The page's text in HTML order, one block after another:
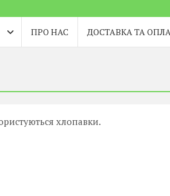
ПРО НАС ДОСТАВКА ТА
хлопавки.